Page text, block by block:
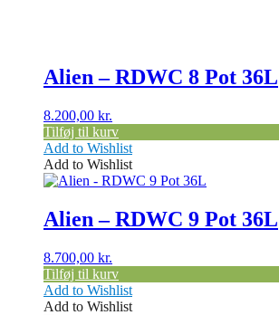
Alien – RDWC 8 Pot 36L
8.200,00 kr.
Tilføj til kurv
Add to Wishlist
Add to Wishlist
Alien – RDWC 9 Pot 36L
8.700,00 kr.
Tilføj til kurv
Add to Wishlist
Add to Wishlist